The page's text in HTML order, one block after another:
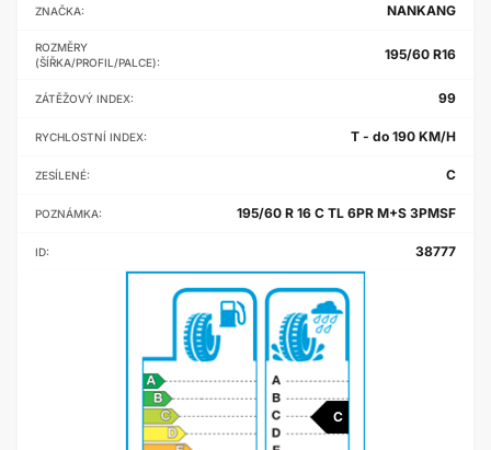
ZNAČKA: NANKANG
ROZMĚRY
(ŠÍŘKA/PROFIL/PALCE):
195/60 R16
ZÁTĚŽOVÝ INDEX: 99
RYCHLOSTNÍ INDEX: T - do 190 KM/H
ZESÍLENÉ: C
POZNÁMKA: 195/60 R 16 C TL 6PR M+S 3PMSF
ID: 38777
C